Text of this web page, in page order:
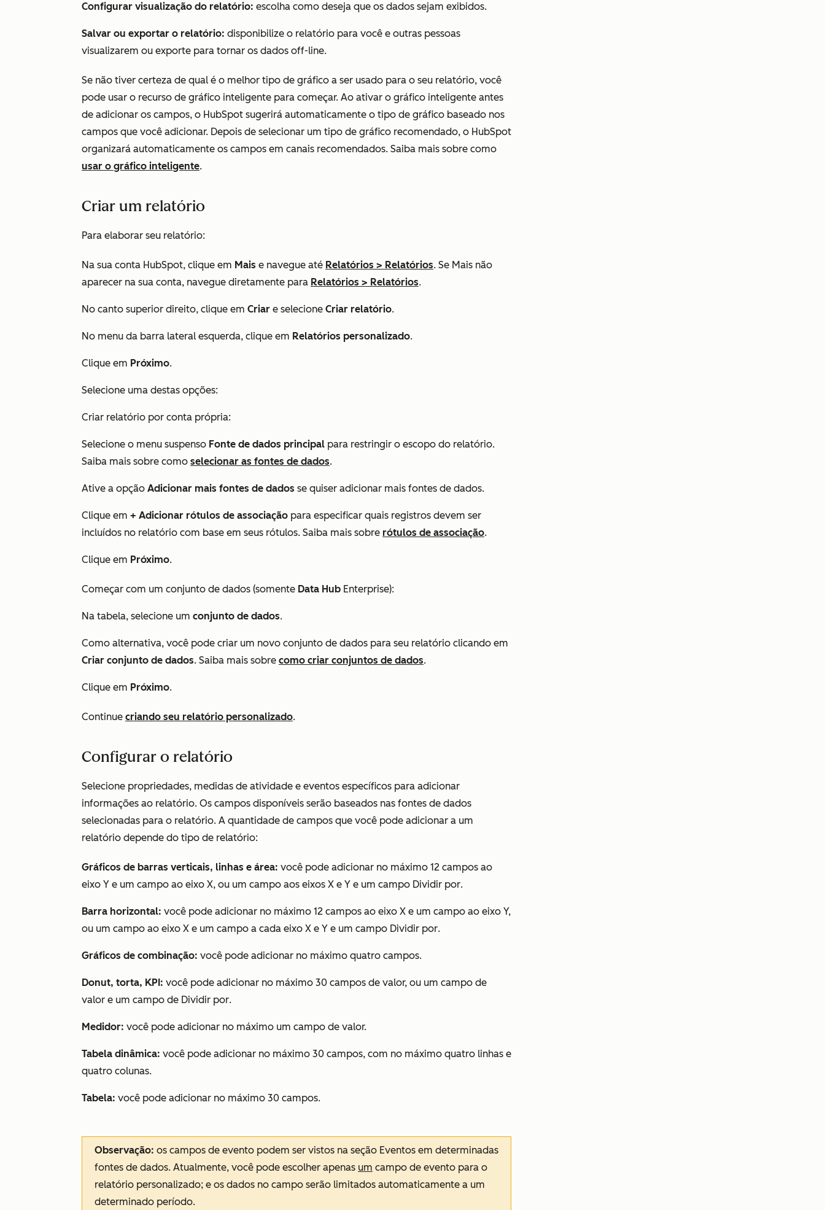
Configurar visualização do relatório: escolha como deseja que os dados sejam exibidos.
Salvar ou exportar o relatório: disponibilize o relatório para você e outras pessoas
visualizarem ou exporte para tornar os dados off-line.
Se não tiver certeza de qual é o melhor tipo de gráfico a ser usado para o seu relatório, você
pode usar o recurso de gráfico inteligente para começar. Ao ativar o gráfico inteligente antes
de adicionar os campos, o HubSpot sugerirá automaticamente o tipo de gráfico baseado nos
campos que você adicionar. Depois de selecionar um tipo de gráfico recomendado, o HubSpot
organizará automaticamente os campos em canais recomendados. Saiba mais sobre como
usar o gráfico inteligente.
Criar um relatório
Para elaborar seu relatório:
Na sua conta HubSpot, clique em Mais e navegue até Relatórios > Relatórios. Se Mais não
aparecer na sua conta, navegue diretamente para Relatórios > Relatórios.
No canto superior direito, clique em Criar e selecione Criar relatório.
No menu da barra lateral esquerda, clique em Relatórios personalizado.
Clique em Próximo.
Selecione uma destas opções:
Criar relatório por conta própria:
Selecione o menu suspenso Fonte de dados principal para restringir o escopo do relatório.
Saiba mais sobre como selecionar as fontes de dados.
Ative a opção Adicionar mais fontes de dados se quiser adicionar mais fontes de dados.
Clique em + Adicionar rótulos de associação para especificar quais registros devem ser
incluídos no relatório com base em seus rótulos. Saiba mais sobre rótulos de associação.
Clique em Próximo.
Começar com um conjunto de dados (somente Data Hub Enterprise):
Na tabela, selecione um conjunto de dados.
Como alternativa, você pode criar um novo conjunto de dados para seu relatório clicando em
Criar conjunto de dados. Saiba mais sobre como criar conjuntos de dados.
Clique em Próximo.
Continue criando seu relatório personalizado.
Configurar o relatório
Selecione propriedades, medidas de atividade e eventos específicos para adicionar
informações ao relatório. Os campos disponíveis serão baseados nas fontes de dados
selecionadas para o relatório. A quantidade de campos que você pode adicionar a um
relatório depende do tipo de relatório:
Gráficos de barras verticais, linhas e área: você pode adicionar no máximo 12 campos ao
eixo Y e um campo ao eixo X, ou um campo aos eixos X e Y e um campo Dividir por.
Barra horizontal: você pode adicionar no máximo 12 campos ao eixo X e um campo ao eixo Y,
ou um campo ao eixo X e um campo a cada eixo X e Y e um campo Dividir por.
Gráficos de combinação: você pode adicionar no máximo quatro campos.
Donut, torta, KPI: você pode adicionar no máximo 30 campos de valor, ou um campo de
valor e um campo de Dividir por.
Medidor: você pode adicionar no máximo um campo de valor.
Tabela dinâmica: você pode adicionar no máximo 30 campos, com no máximo quatro linhas e
quatro colunas.
Tabela: você pode adicionar no máximo 30 campos.
Observação: os campos de evento podem ser vistos na seção Eventos em determinadas
fontes de dados. Atualmente, você pode escolher apenas um campo de evento para o
relatório personalizado; e os dados no campo serão limitados automaticamente a um
determinado período.